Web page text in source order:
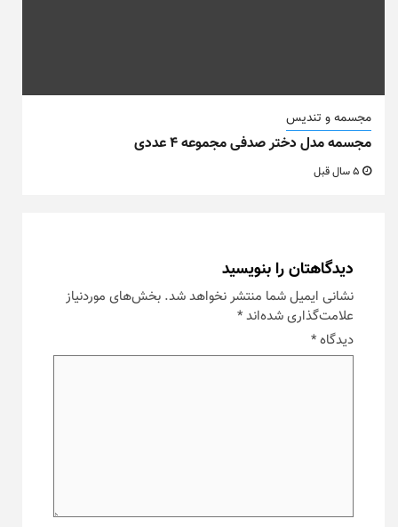
مجسمه و تندیس
مجسمه مدل دختر صدفی مجموعه ۴ عددی
دیدگاهتان را بنویسید
نشانی ایمیل شما منتشر نخواهد شد. بخش‌های موردنیاز
علامت‌گذاری شده‌اند*
دیدگاه*